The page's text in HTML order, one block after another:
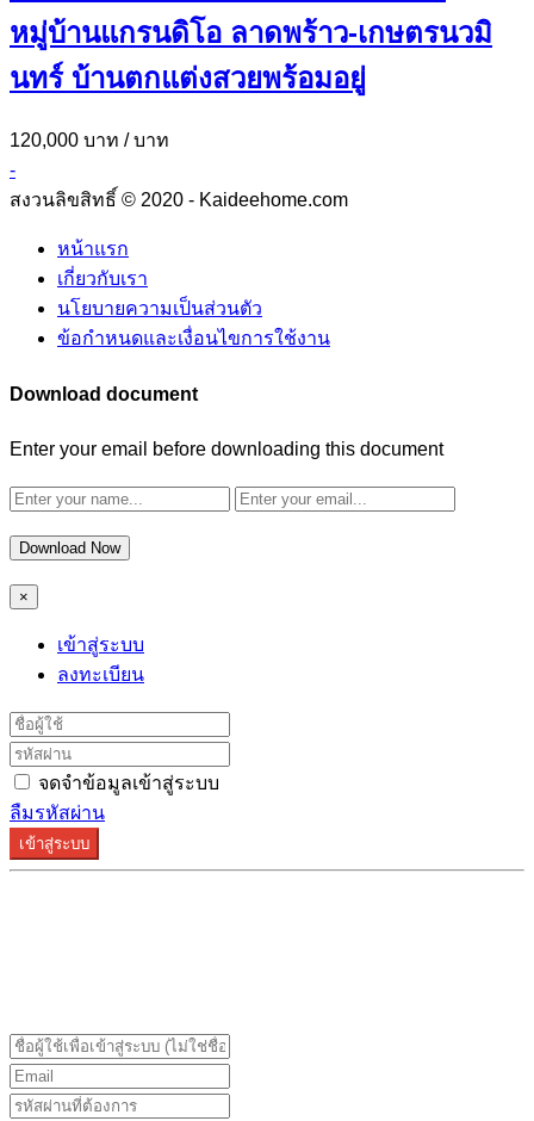
หมู่บ้านแกรนดิโอ ลาดพร้าว-เกษตรนวมิ
นทร์ บ้านตกแต่งสวยพร้อมอยู่
120,000 บาท / บาท
-
สงวนลิขสิทธิ์ © 2020 - Kaideehome.com
หน้าแรก
เกี่ยวกับเรา
นโยบายความเป็นส่วนตัว
ข้อกำหนดและเงื่อนไขการใช้งาน
Download document
Enter your email before downloading this document
Download Now
×
เข้าสู่ระบบ
ลงทะเบียน
จดจำข้อมูลเข้าสู่ระบบ
ลืมรหัสผ่าน
เข้าสู่ระบบ